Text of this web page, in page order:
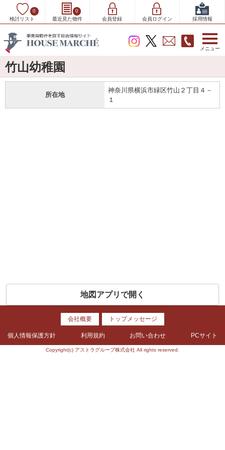
検討リスト
0
最近見た物件
0
会員登録
会員ログイン 採用情報
メニュー
竹山幼稚園
所在地
神奈川県横浜市緑区竹山２丁目４－
１
地図アプリで開く
会社概要 トップメッセージ
個人情報保護方針 利用規約 お問い合わせ PCサイト
Copyright(c) アストラグループ株式会社 All rights reserved.